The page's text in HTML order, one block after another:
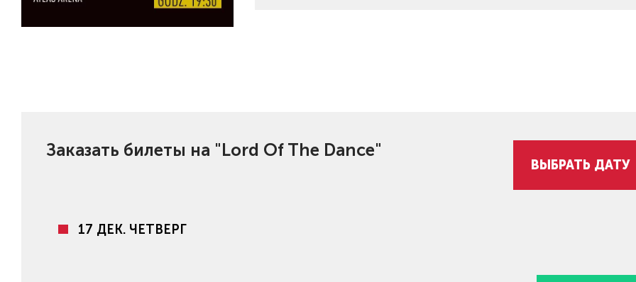
Заказать билеты на "Lord Of The Dance"
ВЫБРАТЬ ДАТУ
17 ДЕК. ЧЕТВЕРГ